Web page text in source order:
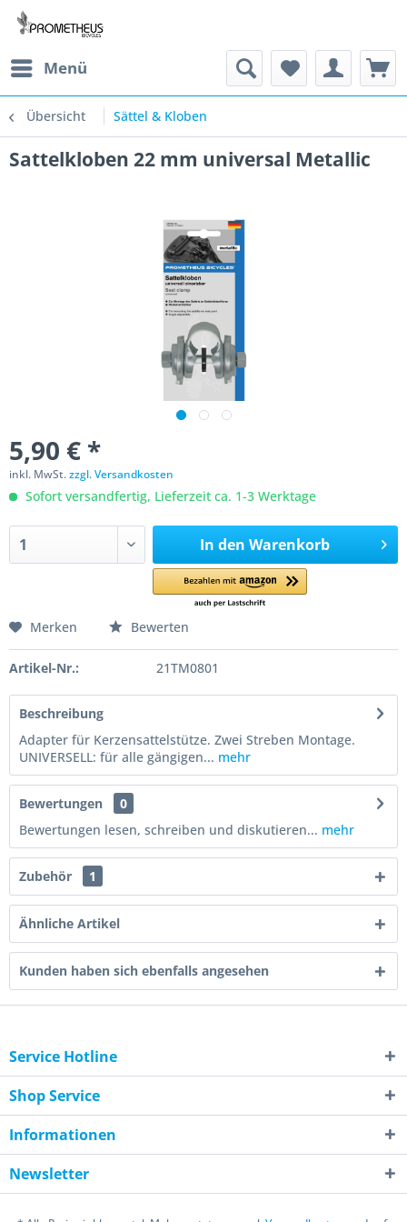
Menü
Übersicht Sättel & Kloben
Sattelkloben 22 mm universal Metallic
5,90 € *
inkl. MwSt.zzgl. Versandkosten
Sofort versandfertig, Lieferzeit ca. 1-3 Werktage
In den Warenkorb
Merken Bewerten
Artikel-Nr.: 21TM0801
Beschreibung
Adapter für Kerzensattelstütze. Zwei Streben Montage.
UNIVERSELL: für alle gängigen... mehr
Bewertungen
0
Bewertungen lesen, schreiben und diskutieren... mehr
Zubehör 1
Ähnliche Artikel
Kunden haben sich ebenfalls angesehen
Service Hotline
Shop Service
Informationen
Newsletter